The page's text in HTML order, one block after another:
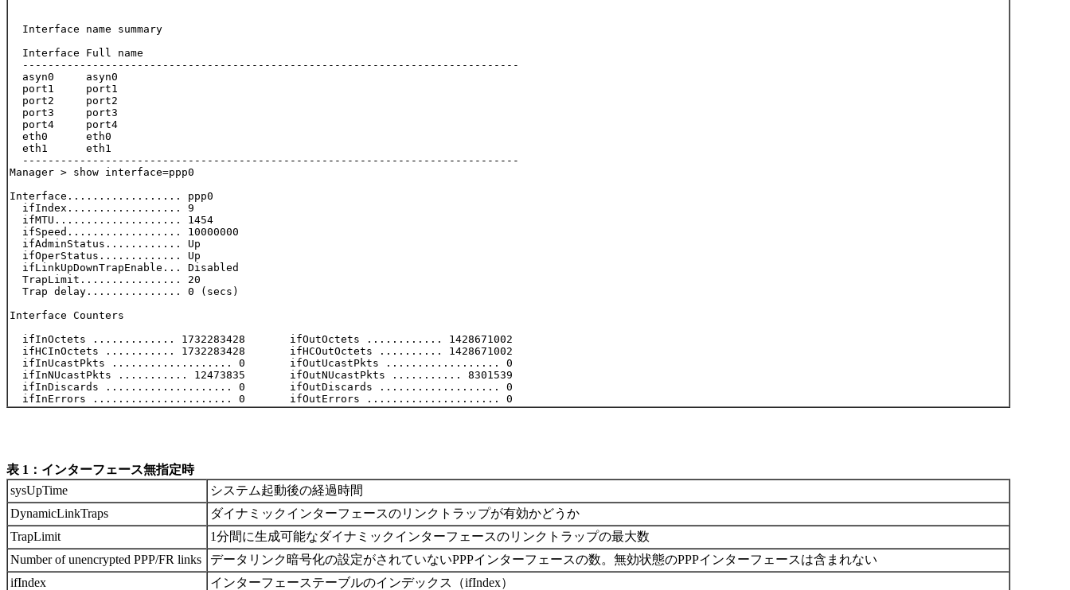
  Interface name summary
  Interface Full name
  ------------------------------------------------------------------------------
  asyn0     asyn0
  port1     port1
  port2     port2
  port3     port3
  port4     port4
  eth0      eth0
  eth1      eth1
  ------------------------------------------------------------------------------
Manager > show interface=ppp0
Interface.................. ppp0
  ifIndex.................. 9
  ifMTU.................... 1454
  ifSpeed.................. 10000000
  ifAdminStatus............ Up
  ifOperStatus............. Up
  ifLinkUpDownTrapEnable... Disabled
  TrapLimit................ 20
  Trap delay............... 0 (secs)
Interface Counters
  ifInOctets ............. 1732283428       ifOutOctets ............ 1428671002
  ifHCInOctets ........... 1732283428       ifHCOutOctets .......... 1428671002
  ifInUcastPkts ................... 0       ifOutUcastPkts .................. 0
  ifInNUcastPkts ........... 12473835       ifOutNUcastPkts ........... 8301539
  ifInDiscards .................... 0       ifOutDiscards ................... 0
表 1：インターフェース無指定時
sysUpTime
システム起動後の経過時間
DynamicLinkTraps
ダイナミックインターフェースのリンクトラップが有効かどうか
TrapLimit
1分間に生成可能なダイナミックインターフェースのリンクトラップの最大数
Number of unencrypted PPP/FR links
データリンク暗号化の設定がされていないPPPインターフェースの数。無効状態のPPPインターフェースは含まれない
ifIndex
インターフェーステーブルのインデックス（ifIndex）